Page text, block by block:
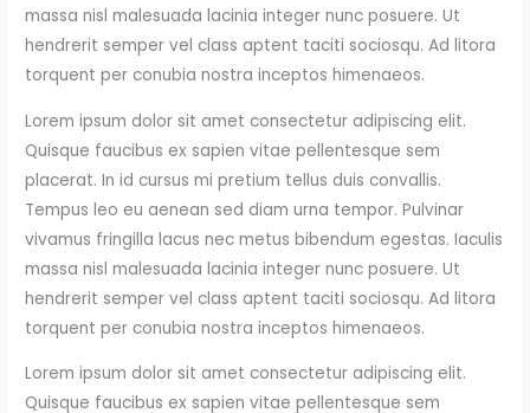
massa nisl malesuada lacinia integer nunc posuere. Ut
hendrerit semper vel class aptent taciti sociosqu. Ad litora
torquent per conubia nostra inceptos himenaeos.
Lorem ipsum dolor sit amet consectetur adipiscing elit.
Quisque faucibus ex sapien vitae pellentesque sem
placerat. In id cursus mi pretium tellus duis convallis.
Tempus leo eu aenean sed diam urna tempor. Pulvinar
vivamus fringilla lacus nec metus bibendum egestas. Iaculis
massa nisl malesuada lacinia integer nunc posuere. Ut
hendrerit semper vel class aptent taciti sociosqu. Ad litora
torquent per conubia nostra inceptos himenaeos.
Lorem ipsum dolor sit amet consectetur adipiscing elit.
Quisque faucibus ex sapien vitae pellentesque sem